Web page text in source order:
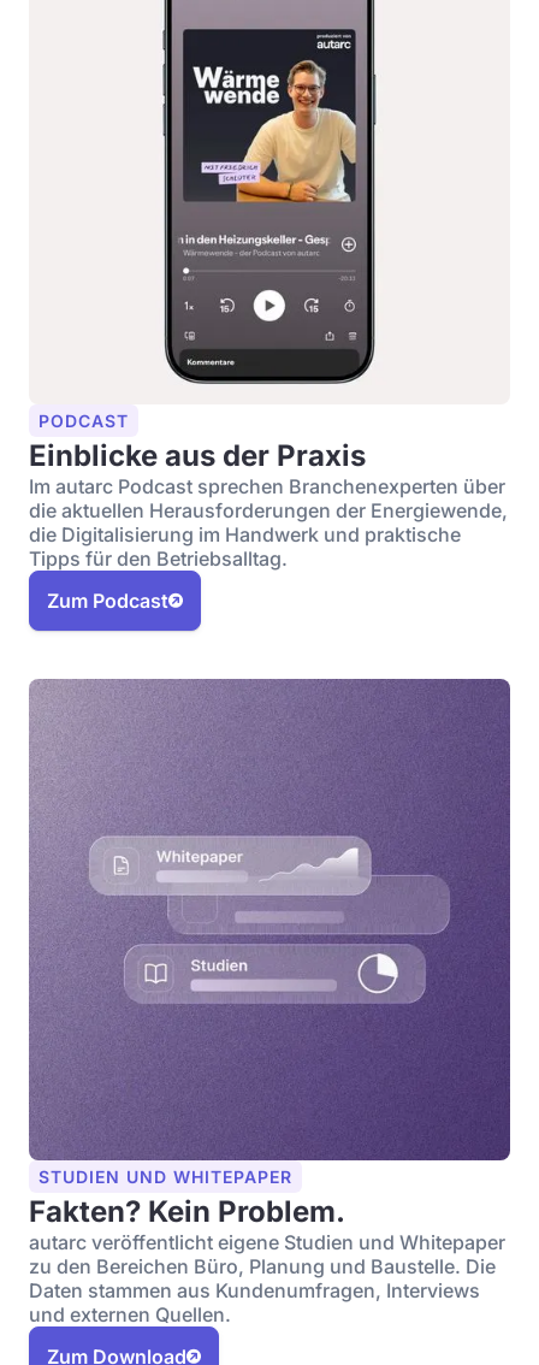
PODCAST
Einblicke aus der Praxis
Im autarc Podcast sprechen Branchenexperten über
die aktuellen Herausforderungen der Energiewende,
die Digitalisierung im Handwerk und praktische
Tipps für den Betriebsalltag.
Zum Podcast
STUDIEN UND WHITEPAPER
Fakten? Kein Problem.
autarc veröffentlicht eigene Studien und Whitepaper
zu den Bereichen Büro, Planung und Baustelle. Die
Daten stammen aus Kundenumfragen, Interviews
und externen Quellen.
Zum Download